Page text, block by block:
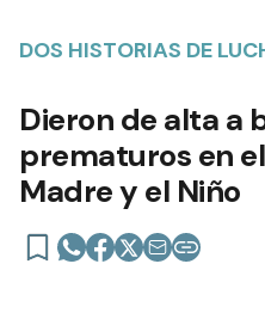
DOS HISTORIAS DE
Dieron de alta a
prematuros en
Madre y el Niño